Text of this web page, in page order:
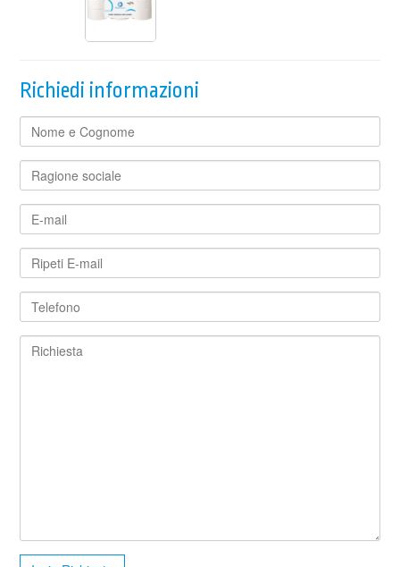
Richiedi informazioni